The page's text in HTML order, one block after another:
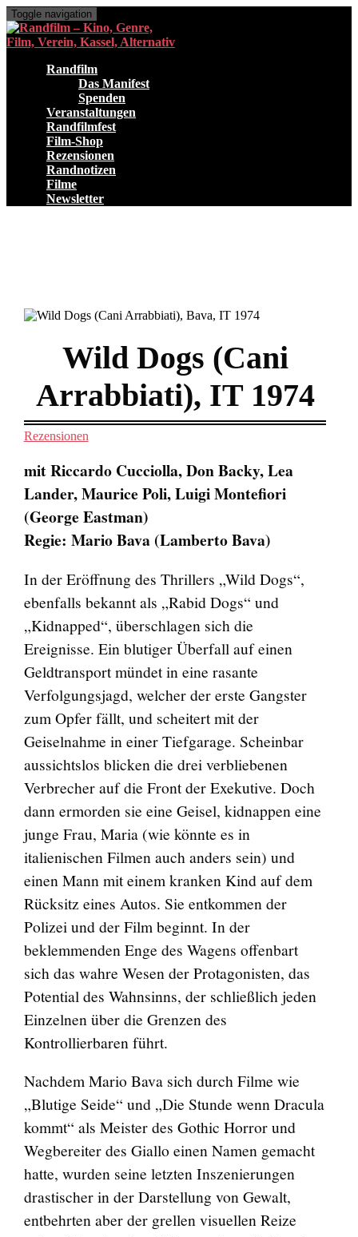
Toggle navigation
Randfilm
Das Manifest
Spenden
Veranstaltungen
Randfilmfest
Film-Shop
Rezensionen
Randnotizen
Filme
Newsletter
Wild Dogs (Cani
Arrabbiati), IT 1974
Rezensionen
mit Riccardo Cucciolla, Don Backy, Lea
Lander, Maurice Poli, Luigi Montefiori
(George Eastman)
Regie: Mario Bava (Lamberto Bava)
In der Eröffnung des Thrillers „Wild Dogs“,
ebenfalls bekannt als „Rabid Dogs“ und
„Kidnapped“, überschlagen sich die
Ereignisse. Ein blutiger Überfall auf einen
Geldtransport mündet in eine rasante
Verfolgungsjagd, welcher der erste Gangster
zum Opfer fällt, und scheitert mit der
Geiselnahme in einer Tiefgarage. Scheinbar
aussichtslos blicken die drei verbliebenen
Verbrecher auf die Front der Exekutive. Doch
dann ermorden sie eine Geisel, kidnappen eine
junge Frau, Maria (wie könnte es in
italienischen Filmen auch anders sein) und
einen Mann mit einem kranken Kind auf dem
Rücksitz eines Autos. Sie entkommen der
Polizei und der Film beginnt. In der
beklemmenden Enge des Wagens offenbart
sich das wahre Wesen der Protagonisten, das
Potential des Wahnsinns, der schließlich jeden
Einzelnen über die Grenzen des
Kontrollierbaren führt.
Nachdem Mario Bava sich durch Filme wie
„Blutige Seide“ und „Die Stunde wenn Dracula
kommt“ als Meister des Gothic Horror und
Wegbereiter des Giallo einen Namen gemacht
hatte, wurden seine letzten Inszenierungen
drastischer in der Darstellung von Gewalt,
entbehrten aber der grellen visuellen Reize